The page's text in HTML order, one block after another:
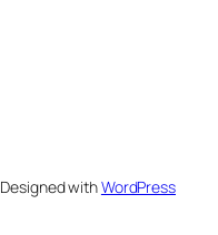
Designed withWordPress